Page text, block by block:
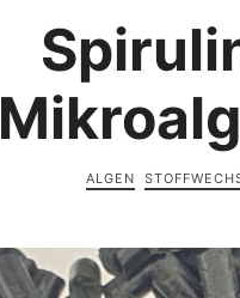
ALGEN